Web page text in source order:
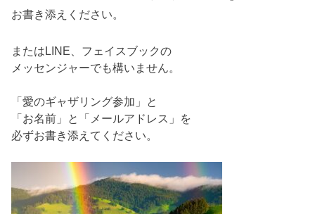
お書き添えください。
またはLINE、フェイスブックの
メッセンジャーでも構いません。
「愛のギャザリング参加」と
「お名前」と「メールアドレス」を
必ずお書き添えてください。